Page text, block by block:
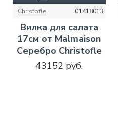
Christofle 01418013
Вилка для салата
17см от Malmaison
Серебро Christofle
43152 руб.